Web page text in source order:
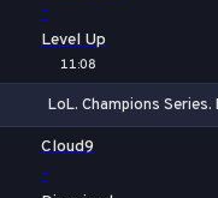
-
Level Up
11:08
LoL. Champions Series.
Cloud9
-